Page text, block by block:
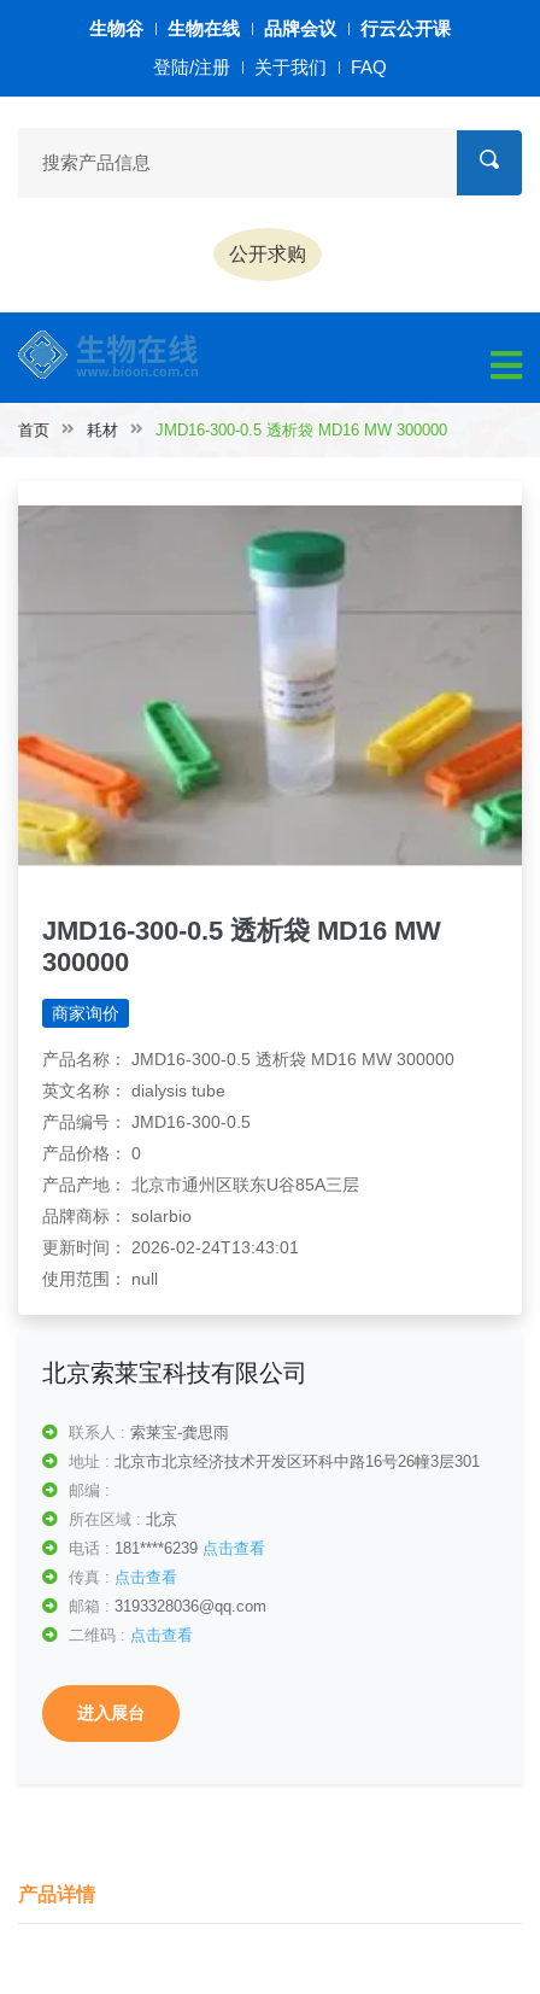
生物谷 生物在线 品牌会议
行云公开课
登陆/注册
关于我们 FAQ
公开求购
首页 耗材 JMD16-300-0.5 透析袋 MD16 MW 300000
JMD16-300-0.5 透析袋 MD16 MW
300000
商家询价
产品名称： JMD16-300-0.5 透析袋 MD16 MW 300000
英文名称： dialysis tube
产品编号： JMD16-300-0.5
产品价格： 0
产品产地： 北京市通州区联东U谷85A三层
品牌商标： solarbio
更新时间： 2026-02-24T13:43:01
使用范围： null
北京索莱宝科技有限公司
联系人 : 索莱宝-龚思雨
地址 : 北京市北京经济技术开发区环科中路16号26幢3层301
邮编 :
所在区域 : 北京
电话 : 181****6239 点击查看
传真 : 点击查看
邮箱 : 3193328036@qq.com
二维码 : 点击查看
进入展台
产品详情